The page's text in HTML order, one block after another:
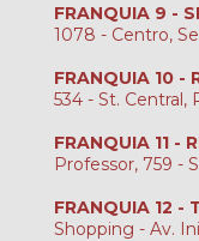
FRANQUIA 9 -
1078 - Centro,
FRANQUIA 10 -
534 - St. Central,
FRANQUIA 11 -
Professor, 759 -
FRANQUIA 12 -
Shopping - Av.